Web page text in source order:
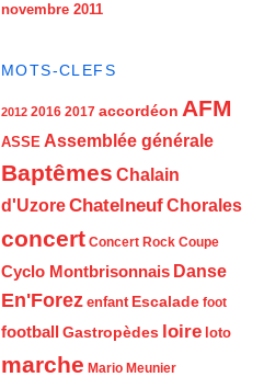
novembre 2011
MOTS-CLEFS
2012 2016 2017 accordéon AFM
ASSE Assemblée générale
Baptêmes Chalain
d'UzoreChatelneufChorales
concert Concert Rock Coupe
Cyclo Montbrisonnais Danse
En'Forez enfant Escalade foot
football Gastropèdes loire loto
marche Mario Meunier